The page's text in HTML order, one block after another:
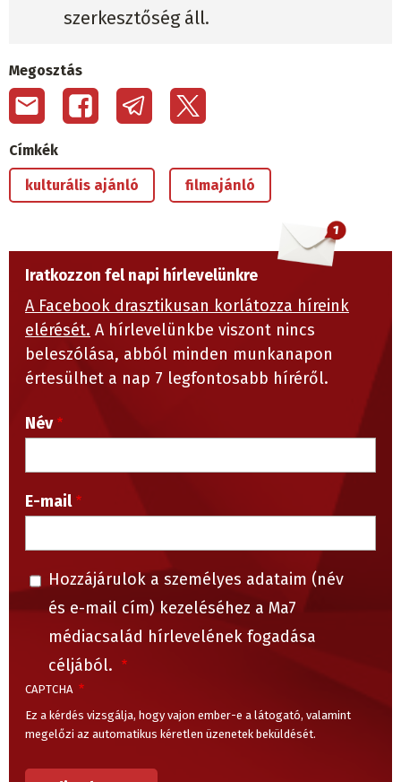
szerkesztőség áll.
Megosztás
Címkék
kulturális ajánló filmajánló
Iratkozzon fel napi hírlevelünkre
A Facebook drasztikusan korlátozza híreink
elérését. A hírlevelünkbe viszont nincs
beleszólása, abból minden munkanapon
értesülhet a nap 7 legfontosabb híréről.
Név
E-mail
Hozzájárulok a személyes adataim (név
és e-mail cím) kezeléséhez a Ma7
médiacsalád hírlevelének fogadása
céljából.
CAPTCHA
Ez a kérdés vizsgálja, hogy vajon ember-e a látogató, valamint
megelőzi az automatikus kéretlen üzenetek beküldését.